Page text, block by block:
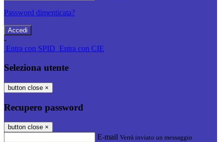
Password dimenticata?
-
Entra con SPID Entra con CIE
Seleziona utente
button close ×
Recupero password
button close ×
E-mail Verrà inviato un messaggio